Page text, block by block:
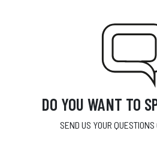
DO YOU WANT TO
SEND US YOUR QUESTIONS